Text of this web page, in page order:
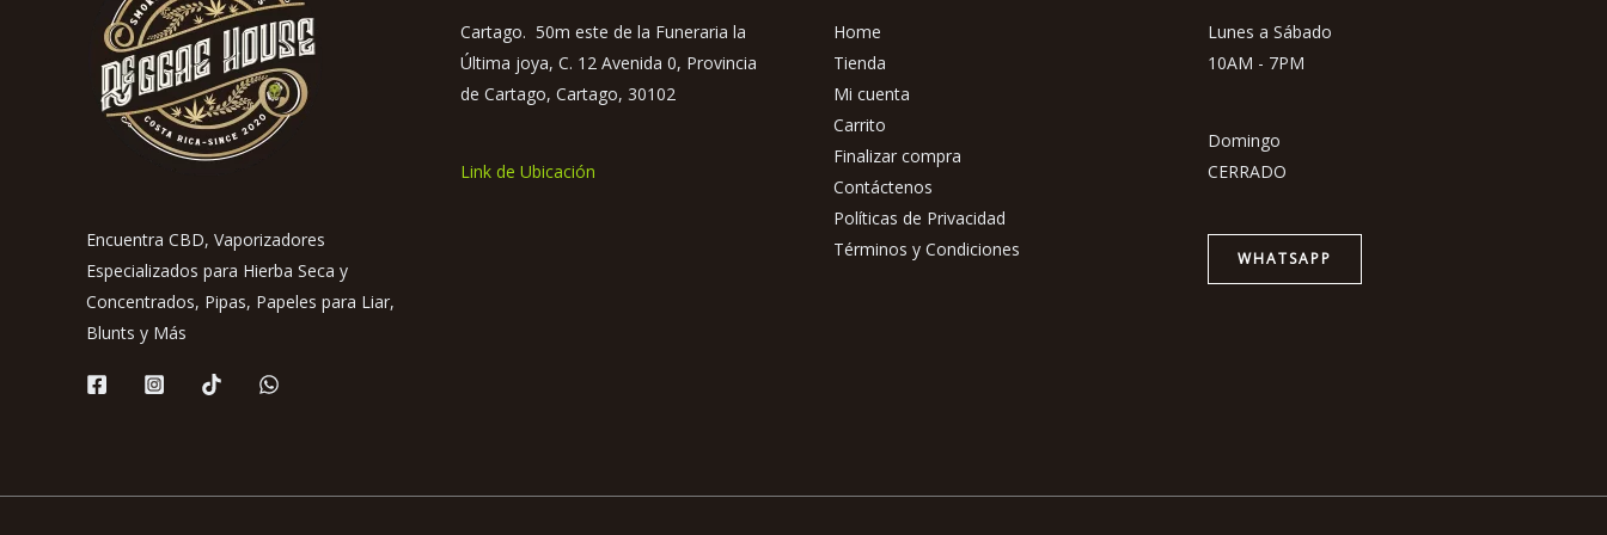
Encuentra CBD, Vaporizadores
Especializados para Hierba Seca y
Concentrados, Pipas, Papeles para Liar,
Blunts y Más
Cartago. 50m este de la Funeraria la
Última joya, C. 12 Avenida 0, Provincia
de Cartago, Cartago, 30102
Link de Ubicación
Home
Tienda
Mi cuenta
Carrito
Finalizar compra
Contáctenos
Políticas de Privacidad
Términos y Condiciones
Lunes a Sábado
10AM - 7PM
Domingo
CERRADO
WHATSAPP